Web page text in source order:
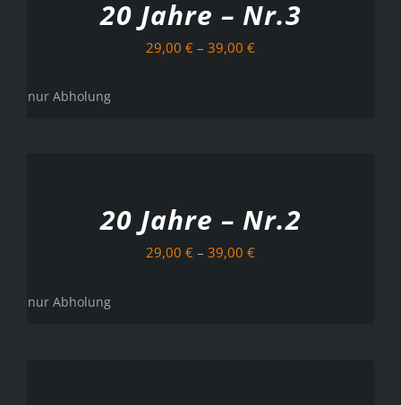
20 Jahre – Nr.3
29,00 € – 39,00 €
nur Abholung
20 Jahre – Nr.2
29,00 € – 39,00 €
nur Abholung